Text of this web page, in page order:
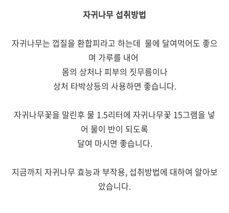
자귀나무 섭취방법
자귀나무는 껍질을 환합피라고 하는데 물에 달여먹어도 좋으
며 가루를 내어
몸의 상처나 피부의 짓무름이나
상처 타박상등의 사용하면 좋습니다.
자귀나무꽃을 말린후 물 1.5리터에 자귀나무꽃 15그램을 넣
어 물이 반이 되도록
달여 마시면 좋습니다.
지금까지 자귀나무 효능과 부작용, 섭취방법에 대하여 알아보
았습니다.